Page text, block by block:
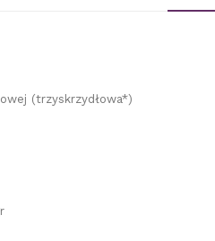
(trzyskrzydłowa*)